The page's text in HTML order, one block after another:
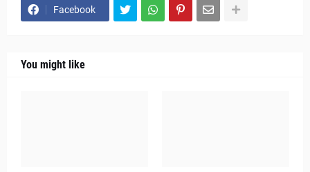
Facebook
You might like